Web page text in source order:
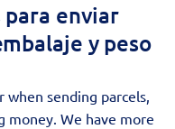
para enviar
y peso
when sending parcels,
money. We have more